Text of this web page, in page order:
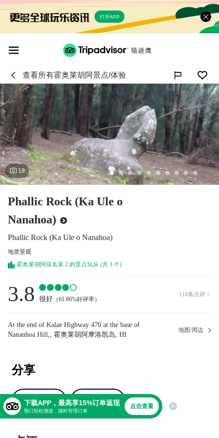
打开APP
查看所有霍奥莱胡阿景点/体验
 19
Phallic Rock (Ka Ule o
Nanahoa)
Phallic Rock (Ka Ule o Nanahoa)
地质景观
霍奥莱胡阿排名第 2 的景点玩乐 (共 3 个)
3.8 很好 （61.86%好评率）
118条点评 
At the end of Kalae Highway 470 at the base of
Nananhoa Hill,, 霍奥莱胡阿摩洛凯岛, HI
地图/周边
分享
撰写点评 上传照片
下载APP，最高享15%订单返现
预订轻松便捷，随时管理订单
点击查看